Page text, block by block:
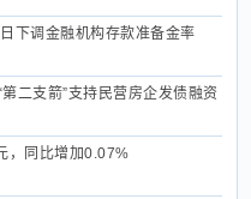
下调金融机构存款准备金率
二支箭”支持民营房企发债融资
，同比增加0.07%